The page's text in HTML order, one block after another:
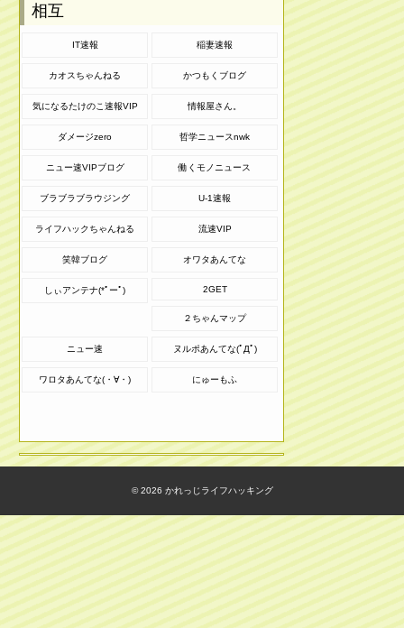
相互
IT速報 稲妻速報
カオスちゃんねる かつもくブログ
気になるたけのこ速報VIP 情報屋さん。
ダメージzero 哲学ニュースnwk
ニュー速VIPブログ 働くモノニュース
ブラブラブラウジング U-1速報
ライフハックちゃんねる 流速VIP
笑韓ブログ オワタあんてな
しぃアンテナ(*ﾟーﾟ) 2GET
２ちゃんマップ
ニュー速 ヌルポあんてな(ﾟДﾟ)
ワロタあんてな(・∀・) にゅーもふ
© 2026 かれっじライフハッキング